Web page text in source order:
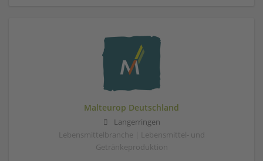
Malteurop Deutschland
Langerringen
Lebensmittelbranche | Lebensmittel- und
Getränkeproduktion